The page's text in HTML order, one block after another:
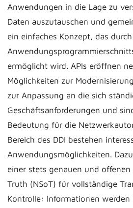
Anwendungen in die Lage zu
Daten auszutauschen und
ein einfaches Konzept, das durch
ermöglicht wird. APIs eröffnen
Möglichkeiten zur
zur Anpassung an die sich
Geschäftsanforderungen und
Bedeutung für die
Bereich des DDI bestehen
Anwendungsmöglichkeiten.
einer stets genauen und
Truth (NSoT) für vollständige
Kontrolle: Informationen werden